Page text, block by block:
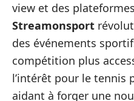
view et des
Streamonsport
des événements
compétition plus
l’intérêt pour le tennis
aidant à forger une